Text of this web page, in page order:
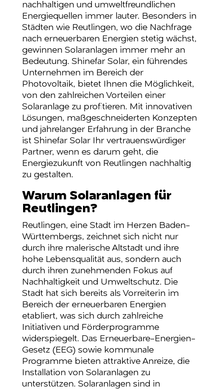
nachhaltigen und umweltfreundlichen
Energiequellen immer lauter. Besonders in
Städten wie Reutlingen, wo die Nachfrage
nach erneuerbaren Energien stetig wächst,
gewinnen Solaranlagen immer mehr an
Bedeutung. Shinefar Solar, ein führendes
Unternehmen im Bereich der
Photovoltaik, bietet Ihnen die Möglichkeit,
von den zahlreichen Vorteilen einer
Solaranlage zu profitieren. Mit innovativen
Lösungen, maßgeschneiderten Konzepten
und jahrelanger Erfahrung in der Branche
ist Shinefar Solar Ihr vertrauenswürdiger
Partner, wenn es darum geht, die
Energiezukunft von Reutlingen nachhaltig
zu gestalten.
Warum Solaranlagen für
Reutlingen?
Reutlingen, eine Stadt im Herzen Baden-
Württembergs, zeichnet sich nicht nur
durch ihre malerische Altstadt und ihre
hohe Lebensqualität aus, sondern auch
durch ihren zunehmenden Fokus auf
Nachhaltigkeit und Umweltschutz. Die
Stadt hat sich bereits als Vorreiterin im
Bereich der erneuerbaren Energien
etabliert, was sich durch zahlreiche
Initiativen und Förderprogramme
widerspiegelt. Das Erneuerbare-Energien-
Gesetz (EEG) sowie kommunale
Programme bieten attraktive Anreize, die
Installation von Solaranlagen zu
unterstützen. Solaranlagen sind in